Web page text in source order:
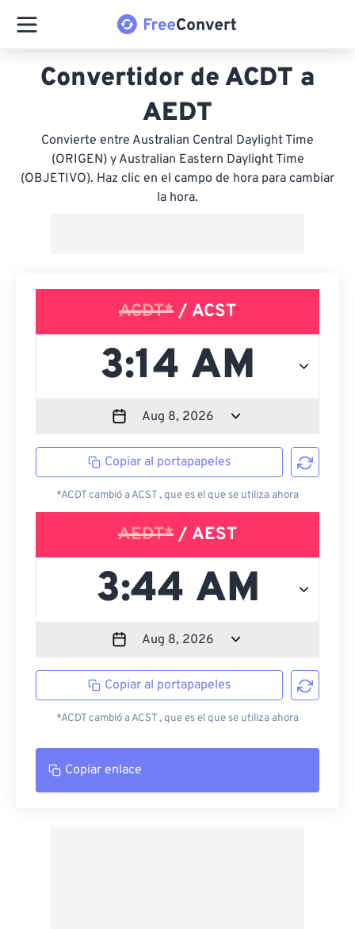
Convertidor de ACDT a
AEDT
Convierte entre Australian Central Daylight Time
(ORIGEN) y Australian Eastern Daylight Time
(OBJETIVO). Haz clic en el campo de hora para cambiar
la hora.
ACDT* / ACST
Copiar al portapapeles
*ACDT cambió a ACST , que es el que se utiliza ahora
AEDT* / AEST
Copiar al portapapeles
*ACDT cambió a ACST , que es el que se utiliza ahora
Copiar enlace